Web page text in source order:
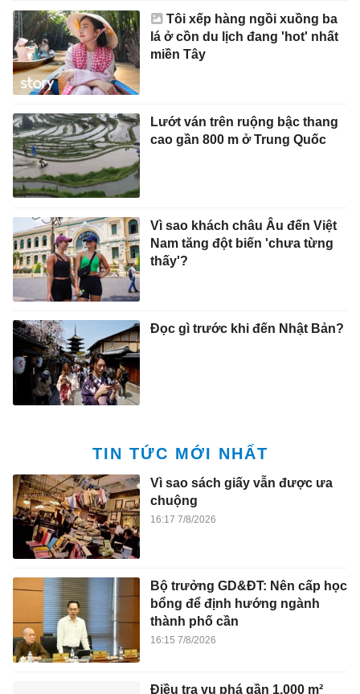
Tôi xếp hàng ngồi xuồng ba
lá ở cồn du lịch đang 'hot' nhất
miền Tây
Lướt ván trên ruộng bậc thang
cao gần 800 m ở Trung Quốc
Vì sao khách châu Âu đến Việt
Nam tăng đột biến 'chưa từng
thấy'?
Đọc gì trước khi đến Nhật Bản?
TIN TỨC MỚI NHẤT
Vì sao sách giấy vẫn được ưa
chuộng
16:17 7/8/2026
Bộ trưởng GD&ĐT: Nên cấp học
bổng để định hướng ngành
thành phố cần
16:15 7/8/2026
Điều tra vụ phá gần 1.000 m²